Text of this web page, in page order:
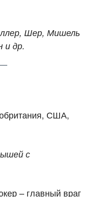
Шер, Мишель
и др.
США,
с
– главный враг